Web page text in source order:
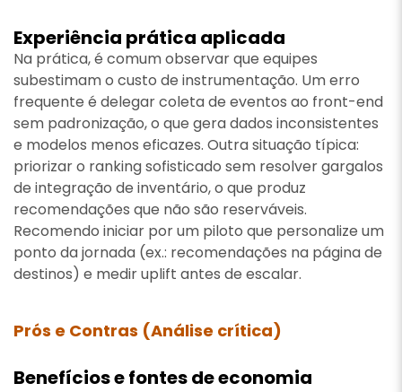
Experiência prática aplicada
Na prática, é comum observar que equipes
subestimam o custo de instrumentação. Um erro
frequente é delegar coleta de eventos ao front-end
sem padronização, o que gera dados inconsistentes
e modelos menos eficazes. Outra situação típica:
priorizar o ranking sofisticado sem resolver gargalos
de integração de inventário, o que produz
recomendações que não são reserváveis.
Recomendo iniciar por um piloto que personalize um
ponto da jornada (ex.: recomendações na página de
destinos) e medir uplift antes de escalar.
Prós e Contras (Análise crítica)
Benefícios e fontes de economia